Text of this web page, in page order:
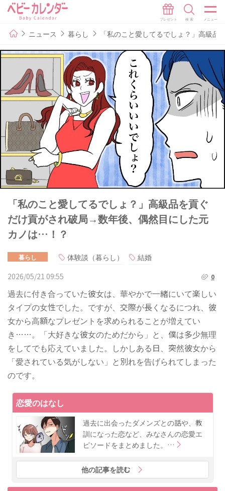
ニュース 暮らし 「私のこと愛してるでしょ？」高級
「私のこと愛してるでしょ？」高級品を貢ぐ
だけ貢がされ破局→数年後、偶然目にした元
カノは…！？
暮らし 体験談（暮らし）
結婚
2026/05/21 09:55
0
過去に付き合っていた彼女は、華やかで一緒にいて楽しい
タイプの女性でした。ですが、交際が長くなるにつれ、彼
女から高額なプレゼントを求められることが増えてい
き……。「大好きな彼女のためだから」と、僕は多少無理
をしてでも応えていました。しかしある日、突然彼女から
「愛されている気がしない」と別れを告げられてしまった
のです。
恋愛のはなし
過去に出会ったダメンズとの話や、教
訓になった恋など、みなさんの恋愛エ
ピソードをまとめました。…
他の記事を読む